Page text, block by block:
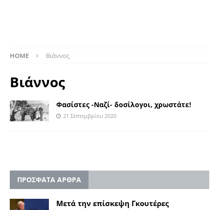
HOME Βιάννος
Βιάννος
Φασίστες -Ναζί- δοσίλογοι, χρωστάτε!
21 Σεπτεμβρίου 2020
ΠΡΟΣΦΑΤΑ ΑΡΘΡΑ
Μετά την επίσκεψη Γκουτέρες